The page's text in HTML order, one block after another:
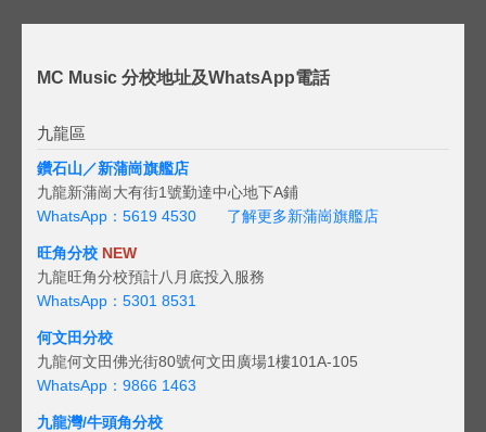
MC Music 分校地址及WhatsApp電話
九龍區
鑽石山／新蒲崗旗艦店
九龍新蒲崗大有街1號勤達中心地下A鋪
WhatsApp：5619 4530
了解更多新蒲崗旗艦店
旺角分校 NEW
九龍旺角分校預計八月底投入服務
WhatsApp：5301 8531
何文田分校
九龍何文田佛光街80號何文田廣場1樓101A-105
WhatsApp：9866 1463
九龍灣/牛頭角分校